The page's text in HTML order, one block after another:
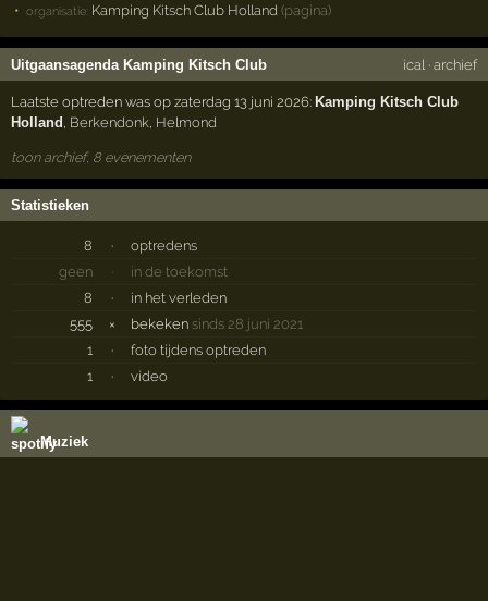
organisatie: Kamping Kitsch Club Holland (pagina)
Uitgaansagenda Kamping Kitsch Club ical · archief
Laatste optreden was op zaterdag 13 juni 2026: Kamping Kitsch Club
Holland Berkendonk Helmond
toon archief, 8 evenementen
Statistieken
8 ·
optredens
geen
·
in de toekomst
8
·
in het verleden
555
× bekeken sinds 28 juni 2021
1
·
foto tijdens optreden
1
· video
Muziek